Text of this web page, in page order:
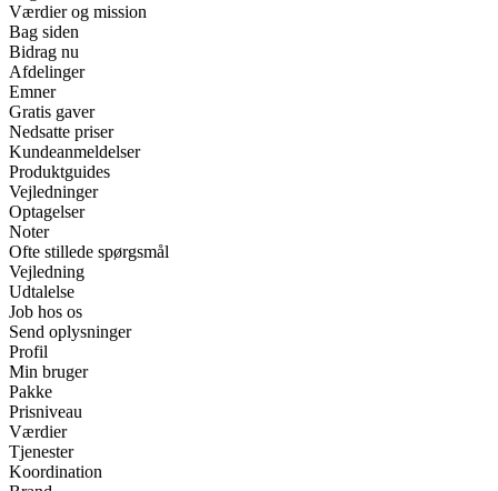
Værdier og mission
Bag siden
Bidrag nu
Afdelinger
Emner
Gratis gaver
Nedsatte priser
Kundeanmeldelser
Produktguides
Vejledninger
Optagelser
Noter
Ofte stillede spørgsmål
Vejledning
Udtalelse
Job hos os
Send oplysninger
Profil
Min bruger
Pakke
Prisniveau
Værdier
Tjenester
Koordination